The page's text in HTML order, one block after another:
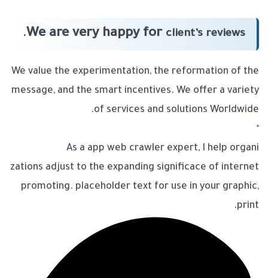
We are very happy for client’s reviews.
We value the experimentation, the reformation of the
message, and the smart incentives. We offer a variety
of services and solutions Worldwide.
“
As a app web crawler expert, I help organi
zations adjust to the expanding significace of internet
promoting. placeholder text for use in your graphic,
print.